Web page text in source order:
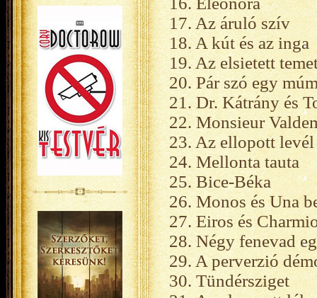
17. Az áruló szív
18. A kút és az inga
19. Az elsietett
20. Pár szó egy
21. Dr. Kátrány és
22. Monsieur
23. Az ellopott levél
24. Mellonta tauta
25. Bice-Béka
26. Monos és Una
27. Eiros és
28. Négy fenevad
29. A perverzió
30. Tündérsziget